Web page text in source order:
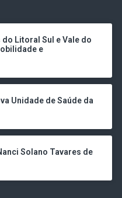
Litoral Sul e Vale do
e
Unidade de Saúde da
Solano Tavares de